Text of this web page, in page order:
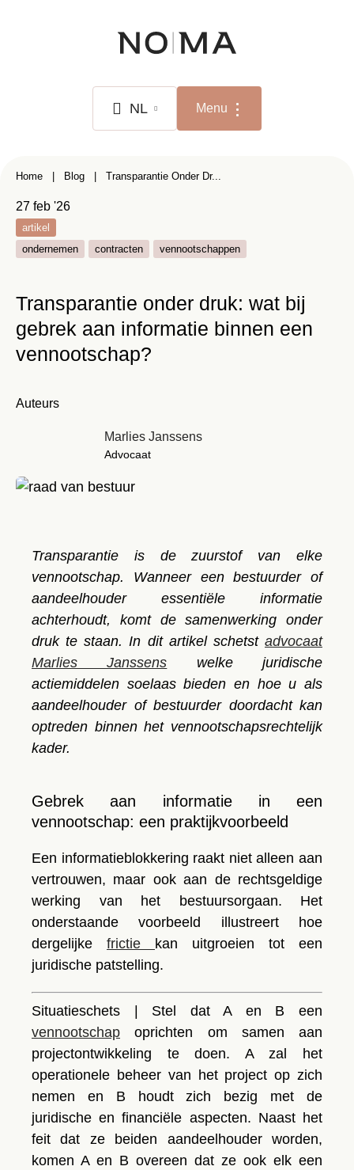
NL
FR
Menu
Kruimelpad
Home Blog Transparantie Onder Dr...
27 feb '26
artikel
ondernemen
contracten vennootschappen
Transparantie onder druk: wat bij
gebrek aan informatie binnen een
vennootschap?
Auteurs
Marlies Janssens
Advocaat
Transparantie is de zuurstof van elke
vennootschap. Wanneer een bestuurder of
aandeelhouder essentiële informatie
achterhoudt, komt de samenwerking onder
druk te staan. In dit artikel schetst advocaat
Marlies Janssens welke juridische
actiemiddelen soelaas bieden en hoe u als
aandeelhouder of bestuurder doordacht kan
optreden binnen het vennootschapsrechtelijk
kader.
Gebrek aan informatie in een
vennootschap: een praktijkvoorbeeld
Een informatieblokkering raakt niet alleen aan
vertrouwen, maar ook aan de rechtsgeldige
werking van het
bestuursorgaan. Het
onderstaande voorbeeld illustreert hoe
dergelijke frictie kan uitgroeien tot een
juridische patstelling.
Situatieschets | Stel dat A en B een
vennootschap oprichten om samen aan
projectontwikkeling te doen. A zal het
operationele beheer van het project op zich
nemen en B houdt zich bezig met de
juridische en financiële aspecten. Naast het
feit dat ze beiden aandeelhouder worden,
komen A en B overeen dat ze ook elk een